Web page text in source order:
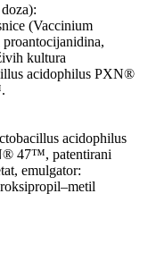
(Vaccinium
kultura
acidophilus PXN®
acidophilus
47™, patentirani
emulgator: